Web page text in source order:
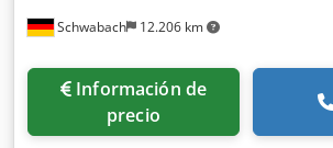
Schwabach 12.206 km
Información de
precio